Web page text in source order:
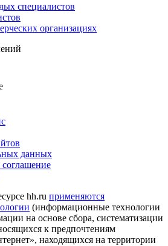
специалистов
организациях
данных
соглашение
hh.ru применяются
(информационные технологии
на основе сбора, систематизации
к предпочтениям
находящихся на территории